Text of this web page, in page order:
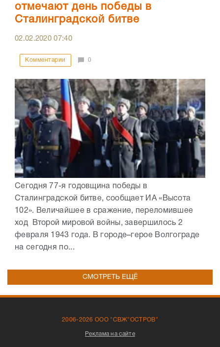
отмечают день победы в
Сталинградской битве
02.02.202007:40
Комментарии 0
Сегодня 77-я годовщина победы в
Сталинградской битве, сообщает ИА «Высота
102». Величайшее в сражение, переломившее
ход Второй мировой войны, завершилось 2
февраля 1943 года. В городе–герое Волгограде
на сегодня по...
СМОТРЕТЬ ЕЩЁ
2006-2026 ООО "СВЖ"ОСТРОВ"
Реклама на сайте